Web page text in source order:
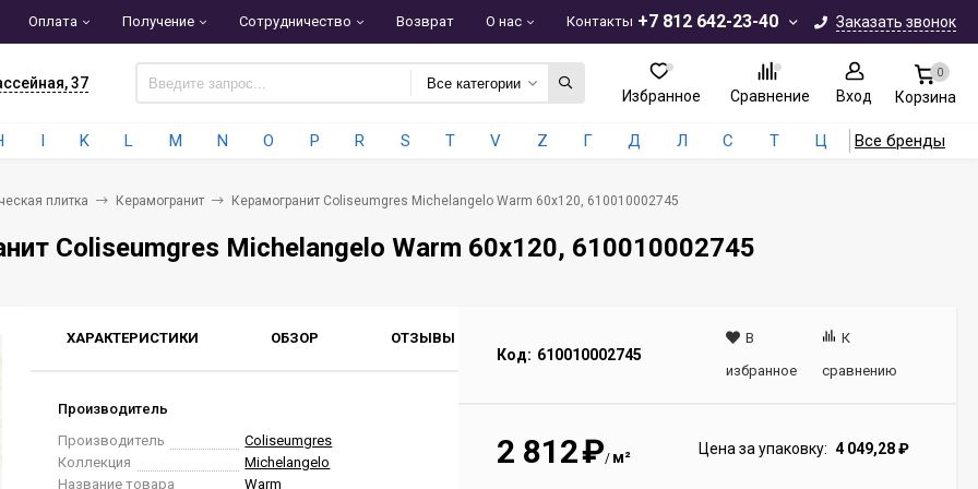
+7 812 642-23-40 Заказать звонок
Оплата Получение Сотрудничество Возврат О нас Контакты
37 Все категории
Избранное Сравнение Вход
0
Корзина
I K L M N O P R S T V Z Г Д Л С Т Ц Все бренды
плитка Керамогранит Керамогранит Coliseumgres Michelangelo Warm 60x120, 610010002745
Coliseumgres Michelangelo Warm 60x120, 610010002745
ХАРАКТЕРИСТИКИ ОБЗОР ОТЗЫВЫ
Производитель
Производитель
Coliseumgres
Коллекция
Michelangelo
Название товара
Warm
Код: 610010002745
В
избранное
К
сравнению
2 812₽/ м² Цена за упаковку: 4 049,28₽